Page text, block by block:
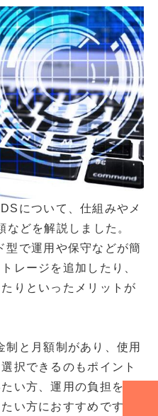
について、仕組みやメ
どを解説しました。
で運用や保守などが簡
レージを追加したり、
りといったメリットが
と月額制があり、使用
択できるのもポイント
い方、運用の負担を抑
い方におすすめです。